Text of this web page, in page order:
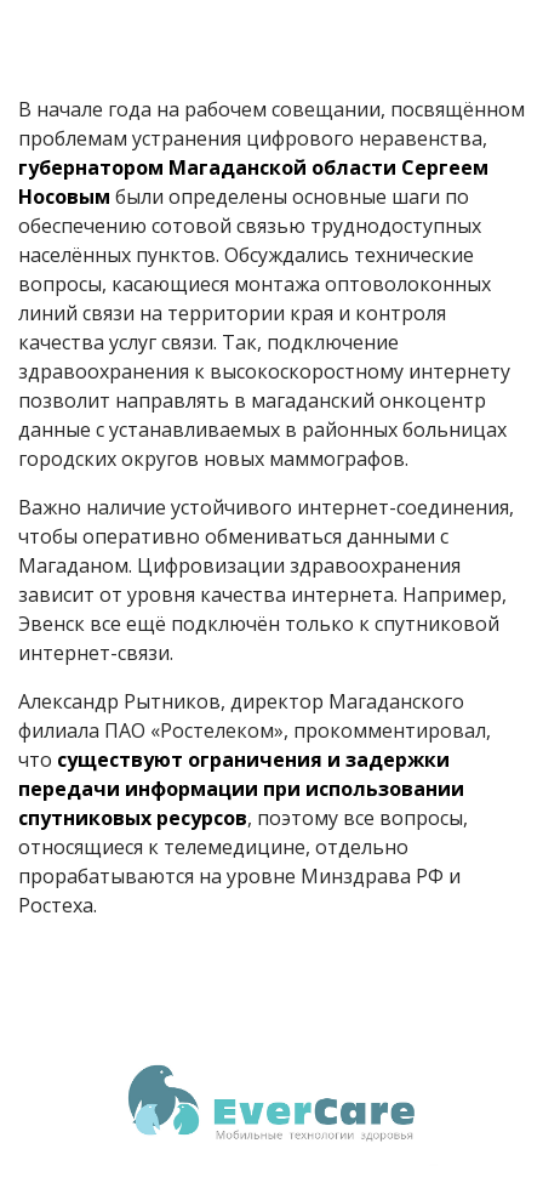
В начале года на рабочем совещании, посвящённом
проблемам устранения цифрового неравенства,
губернатором Магаданской области Сергеем
Носовым были определены основные шаги по
обеспечению сотовой связью труднодоступных
населённых пунктов. Обсуждались технические
вопросы, касающиеся монтажа оптоволоконных
линий связи на территории края и контроля
качества услуг связи. Так, подключение
здравоохранения к высокоскоростному интернету
позволит направлять в магаданский онкоцентр
данные с устанавливаемых в районных больницах
городских округов новых маммографов.
Важно наличие устойчивого интернет-соединения,
чтобы оперативно обмениваться данными с
Магаданом. Цифровизации здравоохранения
зависит от уровня качества интернета. Например,
Эвенск все ещё подключён только к спутниковой
интернет-связи.
Александр Рытников, директор Магаданского
филиала ПАО «Ростелеком», прокомментировал,
что существуют ограничения и задержки
передачи информации при использовании
спутниковых ресурсов, поэтому все вопросы,
относящиеся к телемедицине, отдельно
прорабатываются на уровне Минздрава РФ и
Ростеха.